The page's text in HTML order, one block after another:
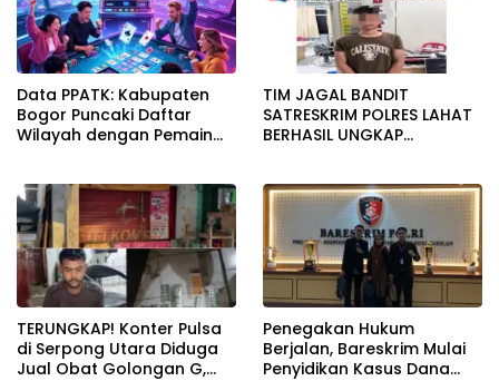
Data PPATK: Kabupaten
Bogor Puncaki Daftar
Wilayah dengan Pemain
TIM JAGAL BANDIT
SATRESKRIM POLRES LAHAT
BERHASIL UNGKAP
TERUNGKAP! Konter Pulsa
di Serpong Utara Diduga
Jual Obat Golongan G,
Penegakan Hukum
Berjalan, Bareskrim Mulai
Penyidikan Kasus Dana